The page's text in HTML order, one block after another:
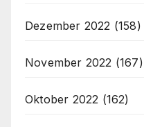
Dezember 2022 (158)
November 2022 (167)
Oktober 2022 (162)